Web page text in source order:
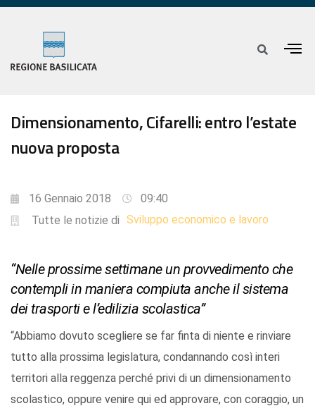
Dimensionamento, Cifarelli: entro l’estate
nuova proposta
16 Gennaio 2018
09:40
Tutte le notizie di Sviluppo economico e lavoro
“Nelle prossime settimane un provvedimento che
contempli in maniera compiuta anche il sistema
dei trasporti e l’edilizia scolastica”
“Abbiamo dovuto scegliere se far finta di niente e rinviare
tutto alla prossima legislatura, condannando così interi
territori alla reggenza perché privi di un dimensionamento
scolastico, oppure venire qui ed approvare, con coraggio, un